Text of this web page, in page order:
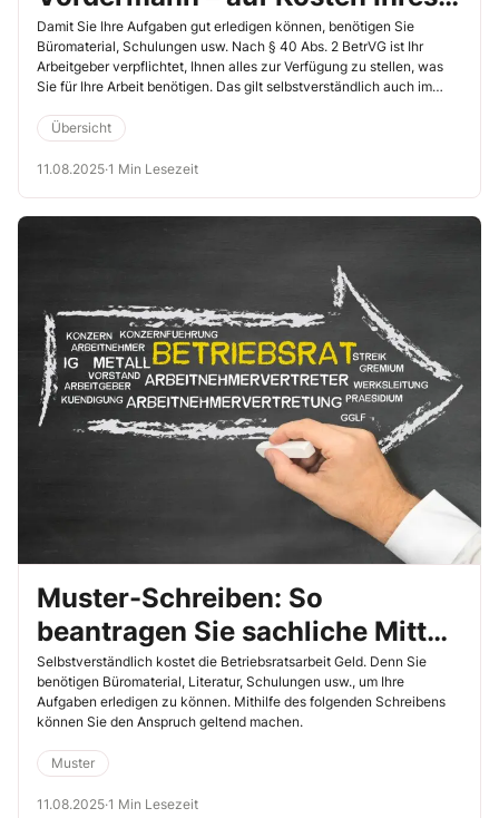
Arbeitgebers
Damit Sie Ihre Aufgaben gut erledigen können, benötigen Sie
Büromaterial, Schulungen usw. Nach § 40 Abs. 2 BetrVG ist Ihr
Arbeitgeber verpflichtet, Ihnen alles zur Verfügung zu stellen, was
Sie für Ihre Arbeit benötigen. Das gilt selbstverständlich auch im
Übersicht
11.08.2025·1 Min Lesezeit
Muster-Schreiben: So
beantragen Sie sachliche Mittel
bei Ihrem Arbeitgeber
Selbstverständlich kostet die Betriebsratsarbeit Geld. Denn Sie
benötigen Büromaterial, Literatur, Schulungen usw., um Ihre
Aufgaben erledigen zu können. Mithilfe des folgenden Schreibens
können Sie den Anspruch geltend machen.
Muster
11.08.2025·1 Min Lesezeit